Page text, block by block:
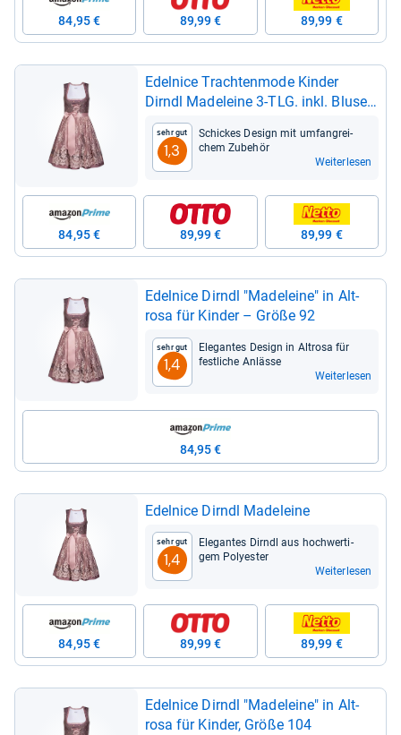
84,95 € 89,99 € 89,99 €
Edel­nice Trach­ten­mode Kin­der
Dirndl Made­leine 3-​TLG. inkl. Bluse,
Schürze und Cha­ri­vari (128)
Sehr gut
1,3
Schickes Design mit umfang­rei­
chem Zube­hör
Weiterlesen
84,95 € 89,99 € 89,99 €
Edel­nice Dirndl "Made­leine" in Alt­
rosa für Kin­der – Größe 92
Sehr gut
1,4
Ele­gan­tes Design in Alt­rosa für
fest­li­che Anlässe
Weiterlesen
84,95 €
Edel­nice Dirndl Made­leine
Sehr gut
1,4
Ele­gan­tes Dirndl aus hoch­wer­ti­
gem Poly­es­ter
Weiterlesen
84,95 € 89,99 € 89,99 €
Edel­nice Dirndl "Made­leine" in Alt­
rosa für Kin­der, Größe 104